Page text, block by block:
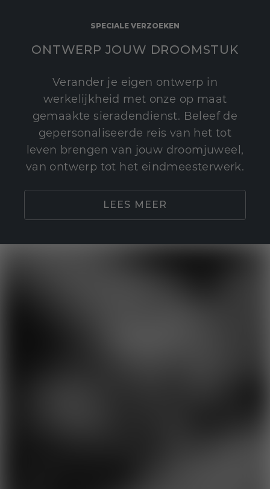
SPECIALE VERZOEKEN
ONTWERP JOUW DROOMSTUK
Verander je eigen ontwerp in
werkelijkheid met onze op maat
gemaakte sieradendienst. Beleef de
gepersonaliseerde reis van het tot
leven brengen van jouw droomjuweel,
van ontwerp tot het eindmeesterwerk.
LEES MEER